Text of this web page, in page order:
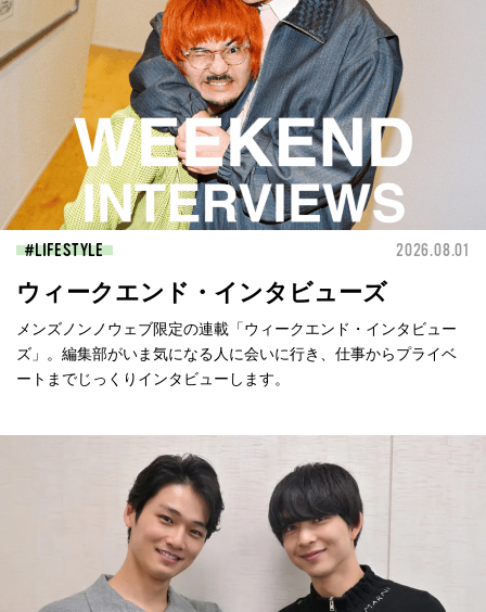
LIFESTYLE 2026.08.01
ウィークエンド・インタビューズ
メンズノンノウェブ限定の連載「ウィークエンド・インタビュー
ズ」。編集部がいま気になる人に会いに行き、仕事からプライベ
ートまでじっくりインタビューします。